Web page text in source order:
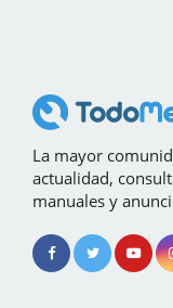
La mayor
actualidad,
manuales y